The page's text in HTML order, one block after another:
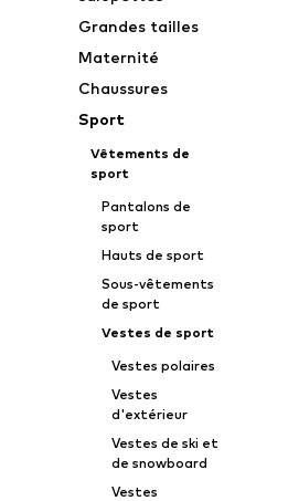
Grandes tailles
Maternité
Chaussures
Sport
Vêtements de
sport
Pantalons de
sport
Hauts de sport
Sous-vêtements
de sport
Vestes de sport
Vestes polaires
Vestes
d'extérieur
Vestes de ski et
de snowboard
Vestes